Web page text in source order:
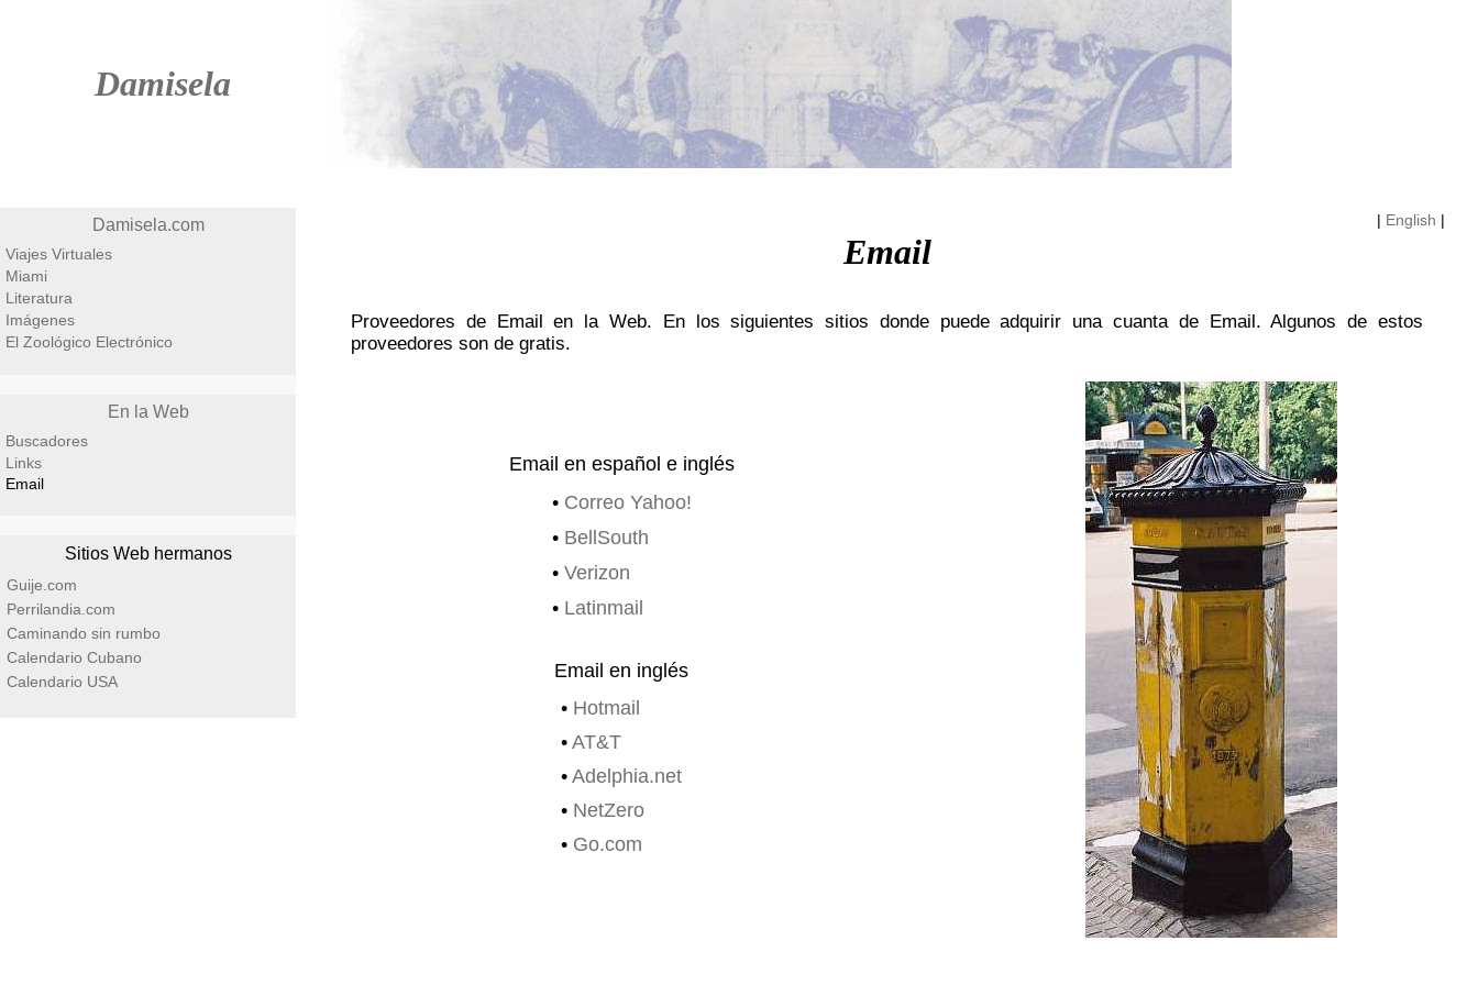
Damisela
Damisela.com
Viajes Virtuales
Miami
Literatura
Imágenes
El Zoológico Electrónico
En la Web
Buscadores
Links
Email
Sitios Web hermanos
Guije.com
Perrilandia.com
Caminando sin rumbo
Calendario Cubano
Calendario USA
| English |
Email
Proveedores de Email en la Web. En los siguientes sitios donde puede adquirir una cuanta de Email. Algunos de estos
proveedores son de gratis.
Email en español e inglés
• Correo Yahoo!
• BellSouth
• Verizon
• Latinmail
Email en inglés
• Hotmail
• AT&T
• Adelphia.net
• NetZero
• Go.com